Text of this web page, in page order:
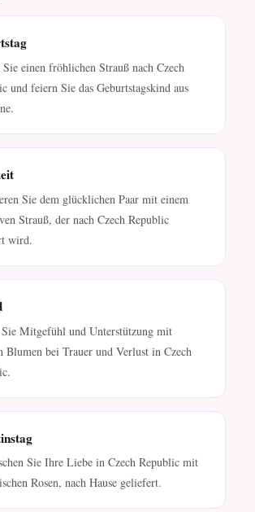
Sie einen fröhlichen Strauß nach Czech
und feiern Sie das Geburtstagskind aus
Sie dem glücklichen Paar mit einem
Strauß, der nach Czech Republic
wird.
Mitgefühl und Unterstützung mit
Blumen bei Trauer und Verlust in Czech
Sie Ihre Liebe in Czech Republic mit
Rosen, nach Hause geliefert.